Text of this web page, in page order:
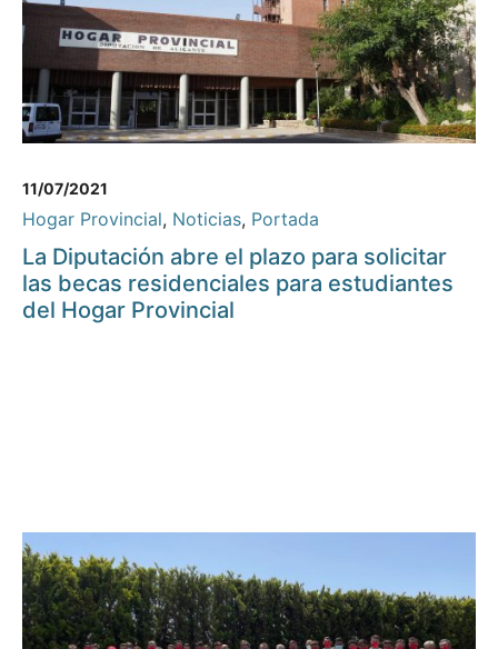
11/07/2021
Hogar Provincial, Noticias, Portada
La Diputación abre el plazo para solicitar
las becas residenciales para estudiantes
del Hogar Provincial